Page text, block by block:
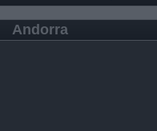
Andorra